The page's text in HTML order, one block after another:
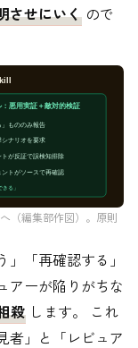
させにいく ので
：悪用実証＋敵対的検証
」もののみ報告
シナリオを要求
トが反証で誤検知排除
ントがソースで再確認
る」
（編集部作図）。原則
「再確認する」
アーが陥りがちな
殺 します。 これ
者」と「レビュア